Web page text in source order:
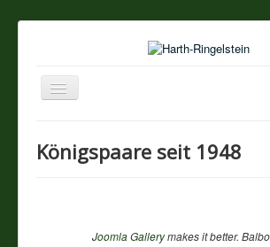
Navigation
an/aus
Königspaare seit 1948
Joomla Gallerymakes it better.